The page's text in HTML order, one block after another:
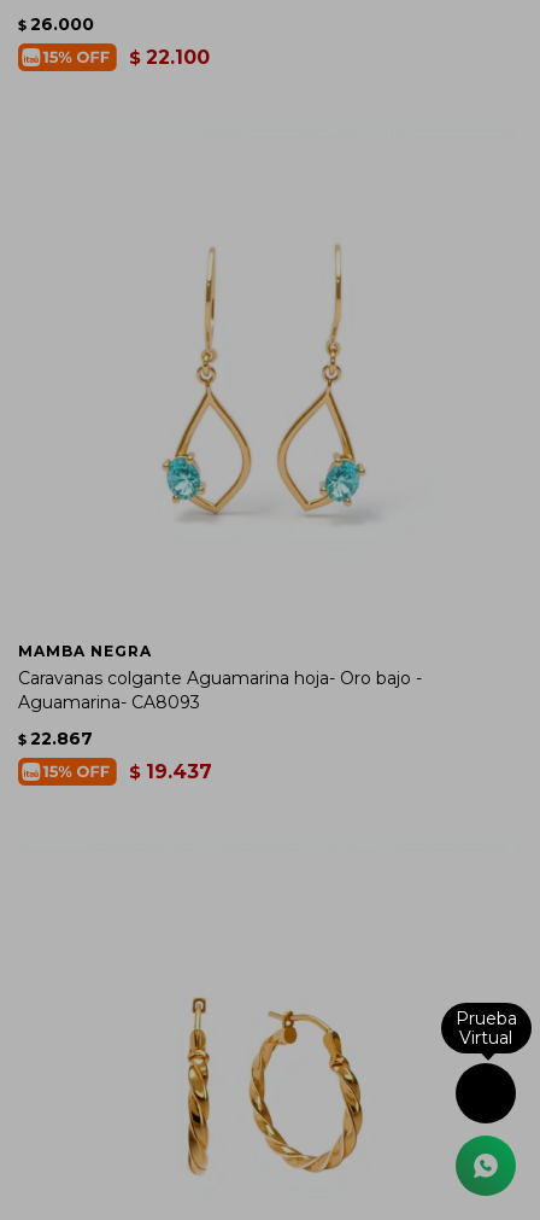
$ 26.000
$ 22.100
MAMBA NEGRA
Caravanas colgante Aguamarina hoja- Oro bajo -
Aguamarina- CA8093
$ 22.867
$ 19.437
Prueba
Virtual